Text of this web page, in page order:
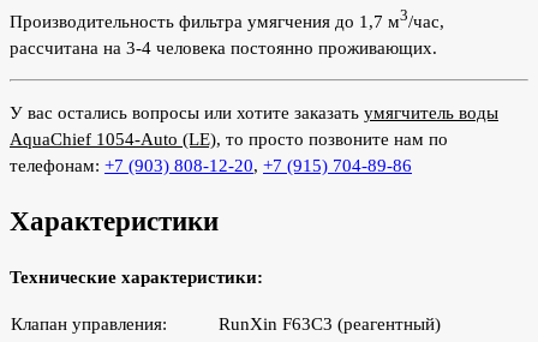
Производительность фильтра умягчения до 1,7 м3/час,
рассчитана на 3-4 человека постоянно проживающих.
У вас остались вопросы или хотите заказать умягчитель воды
AquaChief 1054-Auto (LE), то просто позвоните нам по
телефонам: +7 (903) 808-12-20, +7 (915) 704-89-86
Характеристики
Технические характеристики:
Клапан управления:
RunXin F63С3 (реагентный)